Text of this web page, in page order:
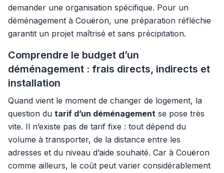
demander une organisation spécifique. Pour un
déménagement à Couëron, une préparation réfléchie
garantit un projet maîtrisé et sans précipitation.
Comprendre le budget d’un
déménagement : frais directs, indirects et
installation
Quand vient le moment de changer de logement, la
question du tarif d’un déménagement se pose très
vite. Il n’existe pas de tarif fixe : tout dépend du
volume à transporter, de la distance entre les
adresses et du niveau d’aide souhaité. Car à Couëron
comme ailleurs, le coût peut varier considérablement